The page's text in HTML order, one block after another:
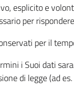
esplicito e
per
per il
i Suoi dati
di legge (ad